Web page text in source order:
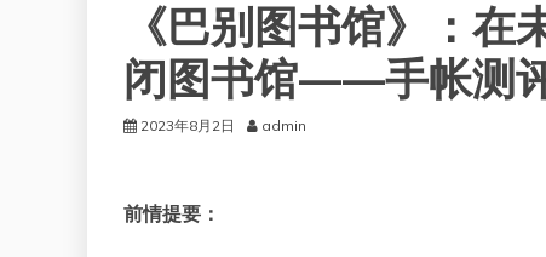
《巴别图书馆》：
闭图书馆——手帐测
2023年8月2日 admin
前情提要：